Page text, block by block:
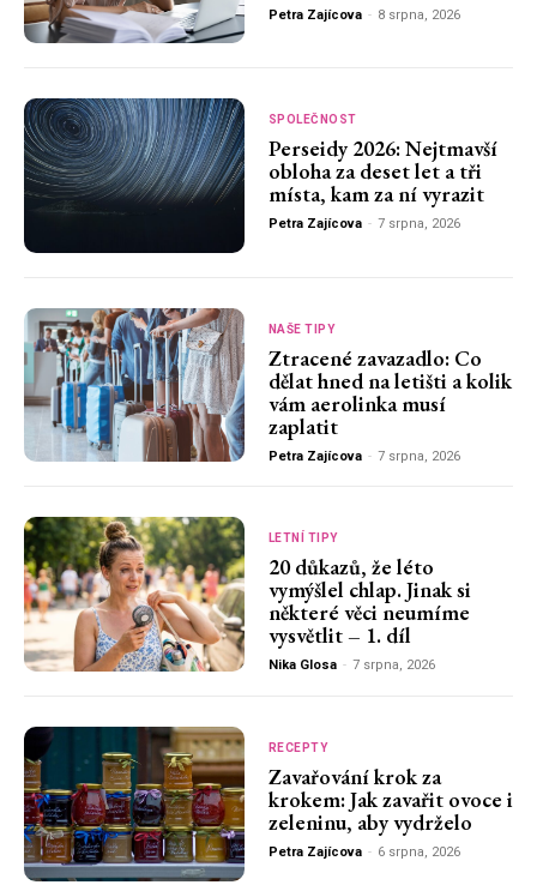
Petra Zajícova - 8 srpna, 2026
SPOLEČNOST
Perseidy 2026: Nejtmavší
obloha za deset let a tři
místa, kam za ní vyrazit
Petra Zajícova - 7 srpna, 2026
NAŠE TIPY
Ztracené zavazadlo: Co
dělat hned na letišti a kolik
vám aerolinka musí
zaplatit
Petra Zajícova - 7 srpna, 2026
LETNÍ TIPY
20 důkazů, že léto
vymýšlel chlap. Jinak si
některé věci neumíme
vysvětlit – 1. díl
Nika Glosa - 7 srpna, 2026
RECEPTY
Zavařování krok za
krokem: Jak zavařit ovoce i
zeleninu, aby vydrželo
Petra Zajícova - 6 srpna, 2026